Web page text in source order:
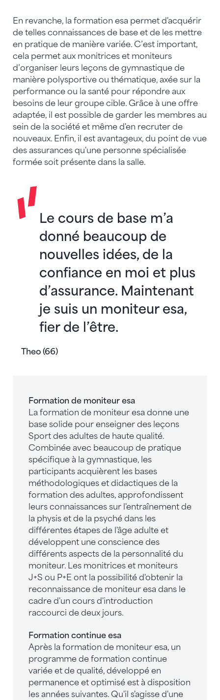
En revanche, la formation esa permet d'acquérir
de telles connaissances de base et de les mettre
en pratique de manière variée. C’est important,
cela permet aux monitrices et moniteurs
d’organiser leurs leçons de gymnastique de
manière polysportive ou thématique, axée sur la
performance ou la santé pour répondre aux
besoins de leur groupe cible. Grâce à une offre
adaptée, il est possible de garder les membres au
sein de la société et même d'en recruter de
nouveaux. Enfin, il est avantageux, du point de vue
des assurances qu'une personne spécialisée
formée soit présente dans la salle.
Theo (66)
Le cours de base m’a
donné beaucoup de
nouvelles idées, de la
confiance en moi et plus
d’assurance. Maintenant
je suis un moniteur esa,
fier de l’être.
Formation de moniteur esa
La formation de moniteur esa donne une
base solide pour enseigner des leçons
Sport des adultes de haute qualité.
Combinée avec beaucoup de pratique
spécifique à la gymnastique, les
participants acquièrent les bases
méthodologiques et didactiques de la
formation des adultes, approfondissent
leurs connaissances sur l'entraînement de
la physis et de la psyché dans les
différentes étapes de l'âge adulte et
développent une conscience des
différents aspects de la personnalité du
moniteur. Les monitrices et moniteurs
J+S ou P+E ont la possibilité d'obtenir la
reconnaissance de moniteur esa dans le
cadre d'un cours d'introduction
raccourci de deux jours.
Formation continue esa
Après la formation de moniteur esa, un
programme de formation continue
variée et de qualité, développé en
permanence et optimisé est à disposition
les années suivantes. Qu'il s'agisse d'une